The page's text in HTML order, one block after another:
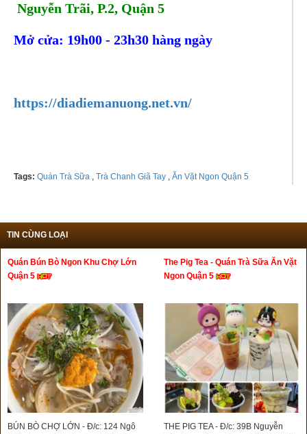
Nguyễn Trãi, P.2, Quận 5
Mở cửa: 19h00 - 23h30 hàng ngày
https://diadiemanuong.net.vn/
Tags: Quán Trà Sữa , Trà Chanh Giã Tay , Ăn Vặt Ngon Quận 5
TIN CÙNG LOẠI
Quán Bún Bò Ngon Khu Chợ Lớn
Quận 5
BÚN BÒ CHỢ LỚN - Đ/c: 124 Ngô
The Pig Tea - Quán Trà Sữa Ăn Vặt
Ngon Quận 5
THE PIG TEA - Đ/c: 39B Nguyễn